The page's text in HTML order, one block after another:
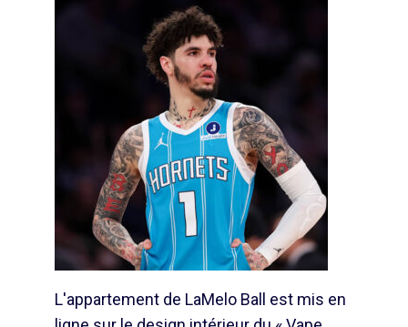
L'appartement de LaMelo Ball est mis en